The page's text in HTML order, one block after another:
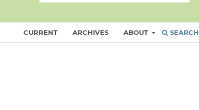
CURRENT ARCHIVES ABOUT SEARCH